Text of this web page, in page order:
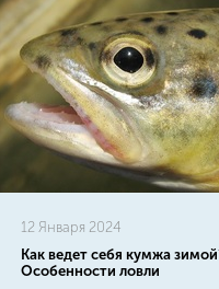
12 Января 2024
Как ведет себя кумжа
Особенности ловли